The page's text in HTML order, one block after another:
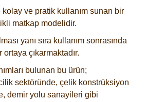
kolay ve pratik kullanım sunan bir
matkap modelidir.
yanı sıra kullanım sonrasında
çıkarmaktadır.
bulunan bu ürün;
sektöründe, çelik konstrüksiyon
demir yolu sanayileri gibi